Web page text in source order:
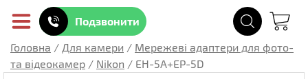
Подзвонити
Головна / Для камери / Мережеві адаптери для фото-
та відеокамер / Nikon / EH-5A+EP-5D